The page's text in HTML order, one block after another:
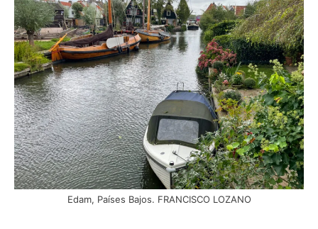
Edam, Países Bajos. FRANCISCO LOZANO